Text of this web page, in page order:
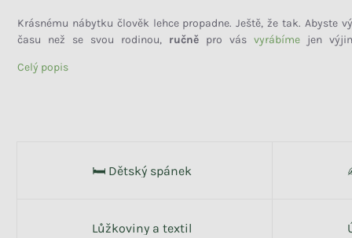
Barvy
125 Růžová
291 Hnědá
Krásnému nábytku člověk lehce propadne. Ještě, že tak. Abyste
času než se svou rodinou, ručně pro vás vyrábíme jen
Jen, co zabouchnete dveře, budete se do toho krásného bytu chtít
Celý popis
🛏️ Dětský spánek
Lůžkoviny a textil